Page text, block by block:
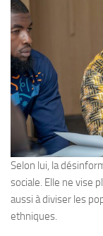
Selon lui, la
sociale. Elle ne vise
aussi à diviser les
ethniques.